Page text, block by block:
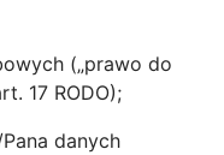
(„prawo do
17 RODO);
danych